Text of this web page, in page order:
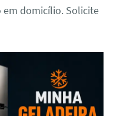
domicílio. Solicite